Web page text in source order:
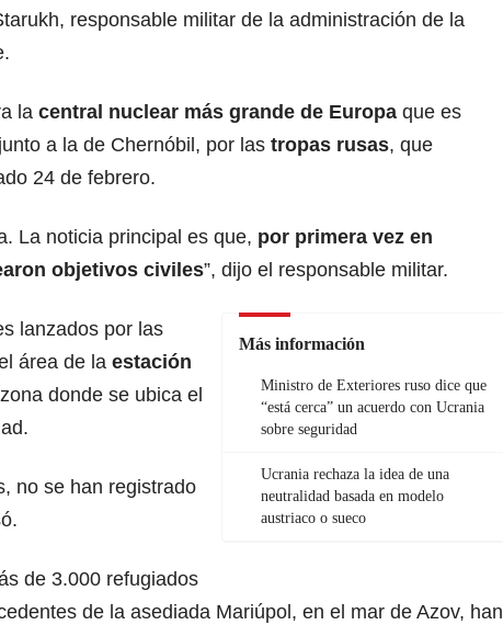
responsable militar de la administración de la
la central nuclear más grande de Europa que es
a la de Chernóbil , por las tropas rusas, que
24 de febrero.
La noticia principal es que, por primera vez en
objetivos civiles”, dijo el responsable militar.
Más información
Ministro de Exteriores ruso dice que
“está cerca” un acuerdo con Ucrania
sobre seguridad
Ucrania rechaza la idea de una
neutralidad basada en modelo
austriaco o sueco
lanzados por las
área de la estación
donde se ubica el
no se han registrado
de 3.000 refugiados
de la asediada Mariúpol, en el mar de Azov, han